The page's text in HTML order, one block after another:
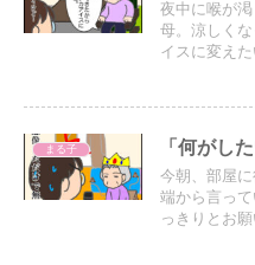
夜中に喉が
母。涼しく
イスに変え
まる子 「何がし
今朝、部屋
端から言っ
っきりとお